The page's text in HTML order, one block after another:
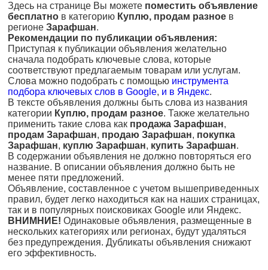
Здесь на странице Вы можете поместить объявление
бесплатно в категорию Куплю, продам разное в
регионе Зарафшан.
Рекомендации по публикации объявления:
Приступая к публикации объявления желательно
сначала подобрать ключевые слова, которые
соответствуют предлагаемым товарам или услугам.
Слова можно подобрать с помощью инструмента
подбора ключевых слов в Google, и в Яндекс.
В тексте объявления должны быть слова из названия
категории Куплю, продам разное. Также желательно
применить такие слова как продажа Зарафшан,
продам Зарафшан, продаю Зарафшан, покупка
Зарафшан, куплю Зарафшан, купить Зарафшан.
В содержании объявления не должно повторяться его
название. В описании объявления должно быть не
менее пяти предложений.
Объявление, составленное с учетом вышеприведенных
правил, будет легко находиться как на наших страницах,
так и в популярных поисковиках Google или Яндекс.
ВНИМНИЕ! Одинаковые объявления, размещенные в
нескольких категориях или регионах, будут удаляться
без предупреждения. Дубликаты объявления снижают
его эффективность.